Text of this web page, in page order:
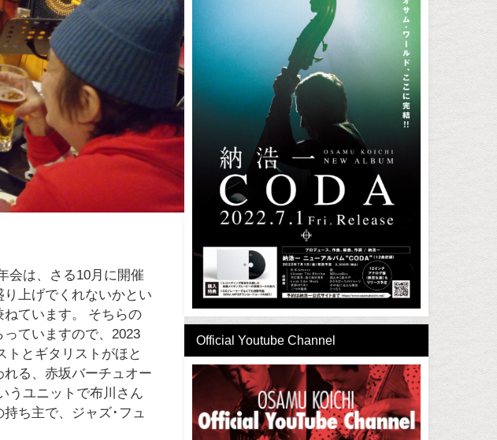
会は、さる10月に開催
上げでくれないかとい
ています。 そちらの
ていますので、2023
トとギタリストがほと
る、赤坂バーチュオー
うユニットで布川さん
ち主で、ジャズ･フュ
Official Youtube Channel